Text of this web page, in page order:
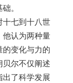
。
十七到十八世
他认为两种量
的变化与力的
尔不仅阐述
了科学发展